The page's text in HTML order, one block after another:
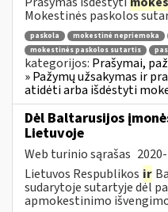
Mokestinės paskolos
paskola mokestinė nepriemoka
mokestinės paskolos sutartis
kategorijos: Prašymai,
» Pažymų užsakymas ir
atidėti arba išdėstyti
Dėl Baltarusijos
Lietuvoje
Web turinio sąrašas
Lietuvos Respublikos ir
sudarytoje sutartyje dėl
apmokestinimo